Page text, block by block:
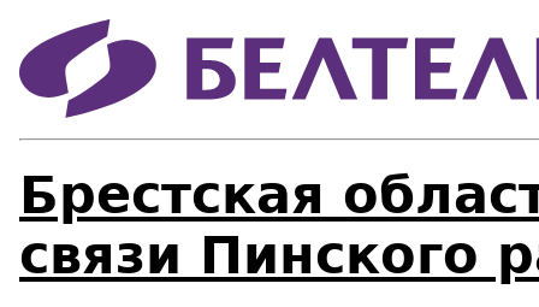
Брестская
связи Пинского